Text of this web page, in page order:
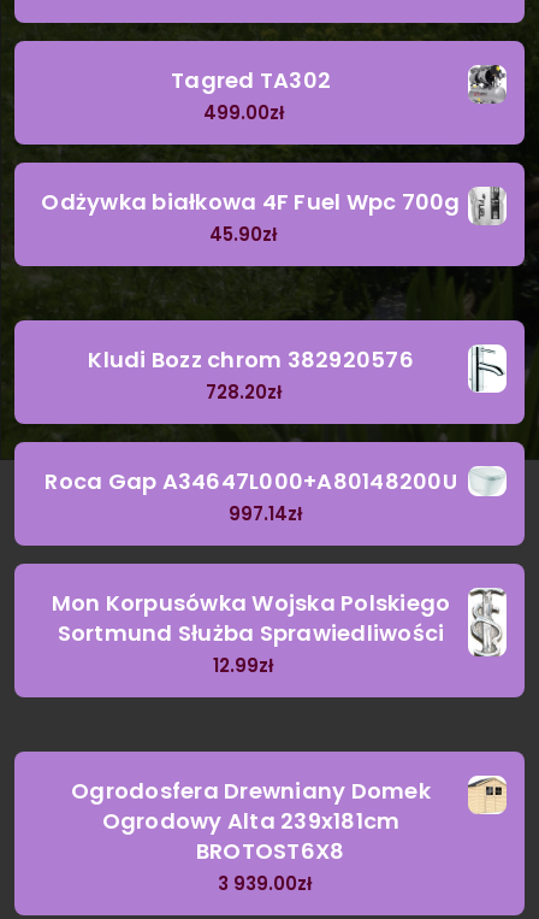
Tagred TA302
499.00zł
Odżywka białkowa 4F Fuel Wpc 700g
45.90zł
Kludi Bozz chrom 382920576
728.20zł
Roca Gap A34647L000+A80148200U
997.14zł
Mon Korpusówka Wojska Polskiego
Sortmund Służba Sprawiedliwości
12.99zł
Ogrodosfera Drewniany Domek
Ogrodowy Alta 239x181cm
BROTOST6X8
3 939.00zł